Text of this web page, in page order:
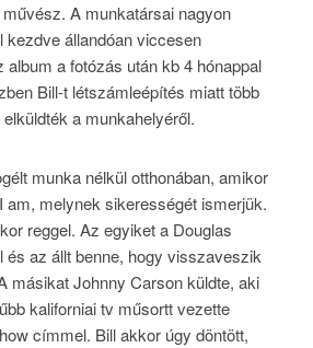
A munkatársai nagyon
kezdve állandóan viccesen
album a fotózás után kb 4 hónappal
Bill-t létszámleépítés miatt több
a munkahelyéről.
munka nélkül otthonában, amikor
am, melynek sikerességét ismerjük.
reggel. Az egyiket a Douglas
és az állt benne, hogy visszaveszik
másikat Johnny Carson küldte, aki
kaliforniai tv műsortt vezette
címmel. Bill akkor úgy döntött,